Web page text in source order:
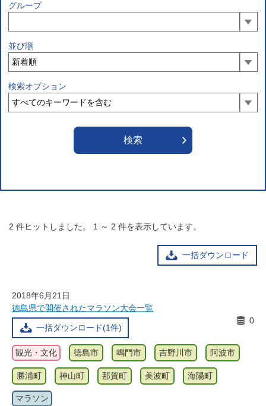
グループ
並び順
検索オプション
2 件ヒットしました。 1 ～ 2 件を表示しています。
一括ダウンロード
2018年6月21日
徳島県で開催されたマラソン大会一覧
一括ダウンロード(1件)
0
観光・文化 徳島市 鳴門市 吉野川市 阿波市
勝浦町 神山町 那賀町 美波町 海陽町
マラソン